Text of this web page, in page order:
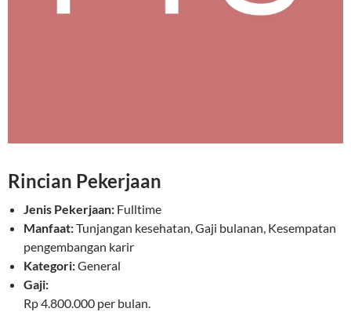
Rincian Pekerjaan
Jenis Pekerjaan: Fulltime
Manfaat:Tunjangan kesehatan, Gaji bulanan, Kesempatan
pengembangan karir
Kategori:General
Gaji:
Rp 4.800.000 per bulan.